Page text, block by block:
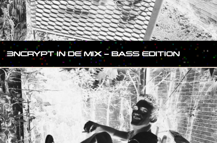
3NCRYPT IN DE MIX – BASS EDITION